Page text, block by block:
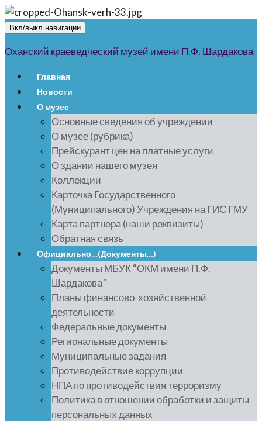
Вкл/выкл навигации
Оханский краеведческий музей имени П.Ф. Шардакова
Главная
Новости
О музее
Основные сведения об учреждении
О музее (рубрика)
Прейскурант цен на платные услуги
О здании нашего музея
Коллекции
Карточка Государственного
(Муниципального) Учреждения на ГИС ГМУ
Карта партнера (наши реквизиты)
Обратная связь
Официально…(Документы…)
Документы МБУК “ОКМ имени П.Ф.
Шардакова”
Планы финансово-хозяйственной
деятельности
Федеральные документы
Региональные документы
Муниципальные задания
Противодействие коррупции
НПА по противодействия терроризму
Политика в отношении обработки и защиты
персональных данных